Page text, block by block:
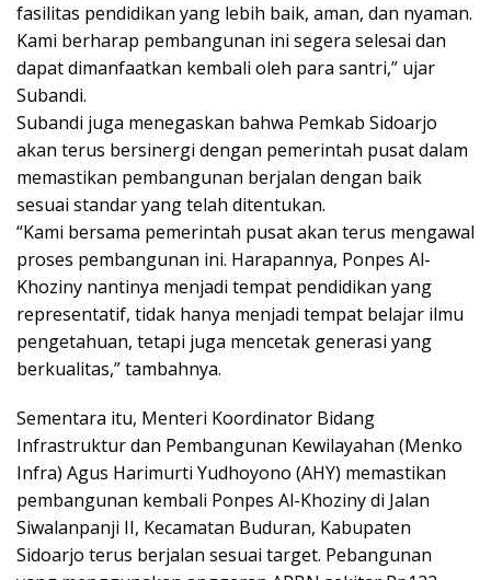
fasilitas pendidikan yang lebih baik, aman, dan nyaman.
Kami berharap pembangunan ini segera selesai dan
dapat dimanfaatkan kembali oleh para santri,” ujar
Subandi.
Subandi juga menegaskan bahwa Pemkab Sidoarjo
akan terus bersinergi dengan pemerintah pusat dalam
memastikan pembangunan berjalan dengan baik
sesuai standar yang telah ditentukan.
“Kami bersama pemerintah pusat akan terus mengawal
proses pembangunan ini. Harapannya, Ponpes Al-
Khoziny nantinya menjadi tempat pendidikan yang
representatif, tidak hanya menjadi tempat belajar ilmu
pengetahuan, tetapi juga mencetak generasi yang
berkualitas,” tambahnya.
Sementara itu, Menteri Koordinator Bidang
Infrastruktur dan Pembangunan Kewilayahan (Menko
Infra) Agus Harimurti Yudhoyono (AHY) memastikan
pembangunan kembali Ponpes Al-Khoziny di Jalan
Siwalanpanji II, Kecamatan Buduran, Kabupaten
Sidoarjo terus berjalan sesuai target. Pebangunan